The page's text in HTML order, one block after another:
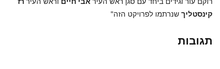
קינסטליך שנרתמו לפרויקט הזה"
תגובות